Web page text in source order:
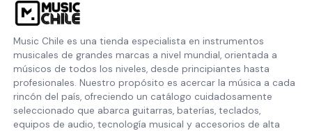
Music Chile es una tienda especialista en instrumentos
musicales de grandes marcas a nivel mundial, orientada a
músicos de todos los niveles, desde principiantes hasta
profesionales. Nuestro propósito es acercar la música a cada
rincón del país, ofreciendo un catálogo cuidadosamente
seleccionado que abarca guitarras, baterías, teclados,
equipos de audio, tecnología musical y accesorios de alta